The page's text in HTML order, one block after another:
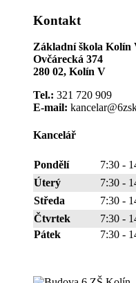
Kontakt
Základní škola Kolín
Ovčárecká 374
280 02, Kolín V
Tel.: 321 720 909
E-mail:
Kancelář
Pondělí
7:30 -
Úterý
7:30 -
Středa
7:30 -
Čtvrtek
7:30 -
Pátek
7:30 -